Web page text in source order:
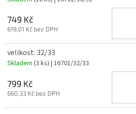
749 Kč
619,01 Kč bez DPH
velikost: 32/33
Skladem (3 ks) | 16701/32/33
799 Kč
660,33 Kč bez DPH